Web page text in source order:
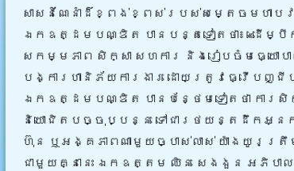
សាសន៍ណែនាំដ៏ខ្ពង់ខ្ពស់របស់សម្តេចមហាបវ
ឯកឧត្ដមបណ្ឌិត បានបន្តទៀតថា៖ «ដើម្
សកម្មភាព សិក្សា សហការ និងរៀបចំមធ្យ
បង្ការហានិភ័យការងារ ដោយត្រូវធ្វើប
ឯកឧត្ដមបណ្ឌិត បានបន្ថែមទៀតថា កា
និយោជិតបច្ចុប្បន្ន ទៅជារថយន្តដឹកអ្
ហ៊ុន ឬអង្គភាពណាមួយច្បាស់លាស់ យ៉ាងយូរត្
ជាមួយគ្នានេះ ឯកឧត្តម ឈិន សេងងួន អភិប